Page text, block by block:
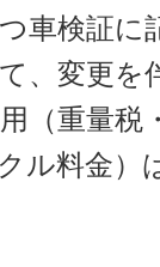
車検証に
、変更を
（重量税
ル料金）